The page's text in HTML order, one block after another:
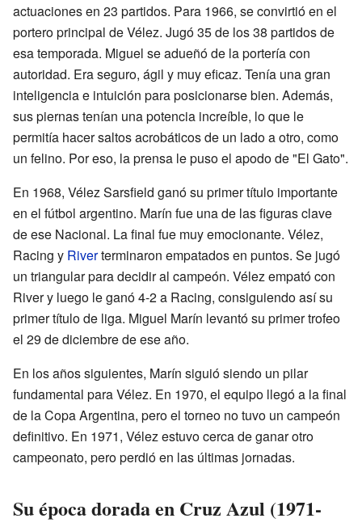
actuaciones en 23 partidos. Para 1966, se convirtió en el
portero principal de Vélez. Jugó 35 de los 38 partidos de
esa temporada. Miguel se adueñó de la portería con
autoridad. Era seguro, ágil y muy eficaz. Tenía una gran
inteligencia e intuición para posicionarse bien. Además,
sus piernas tenían una potencia increíble, lo que le
permitía hacer saltos acrobáticos de un lado a otro, como
un felino. Por eso, la prensa le puso el apodo de "El Gato".
En 1968, Vélez Sarsfield ganó su primer título importante
en el fútbol argentino. Marín fue una de las figuras clave
de ese Nacional. La final fue muy emocionante. Vélez,
Racing y Riverterminaron empatados en puntos. Se jugó
un triangular para decidir al campeón. Vélez empató con
River y luego le ganó 4-2 a Racing, consiguiendo así su
primer título de liga. Miguel Marín levantó su primer trofeo
el 29 de diciembre de ese año.
En los años siguientes, Marín siguió siendo un pilar
fundamental para Vélez. En 1970, el equipo llegó a la final
de la Copa Argentina, pero el torneo no tuvo un campeón
definitivo. En 1971, Vélez estuvo cerca de ganar otro
campeonato, pero perdió en las últimas jornadas.
Su época dorada en Cruz Azul (1971-